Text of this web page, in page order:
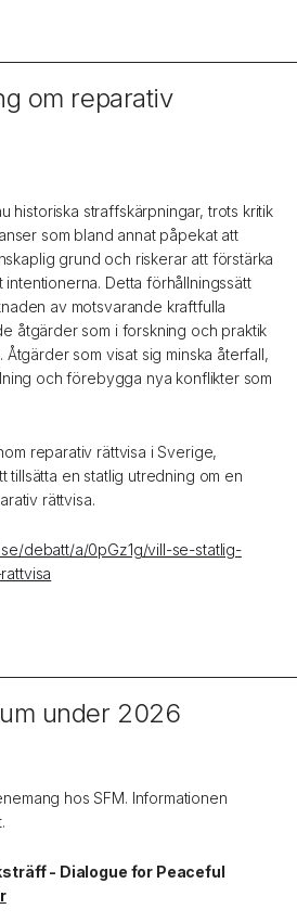
om reparativ
historiska straffskärpningar, trots kritik
som bland annat påpekat att
grund och riskerar att förstärka
Detta förhållningssätt
av motsvarande kraftfulla
åtgärder som i forskning och praktik
som visat sig minska återfall,
och förebygga nya konflikter som
reparativ rättvisa i Sverige,
tillsätta en statlig utredning om en
rättvisa.
debatt/a/0pGz1g/vill-se-statlig-
under 2026
hos SFM. Informationen
- Dialogue for Peaceful